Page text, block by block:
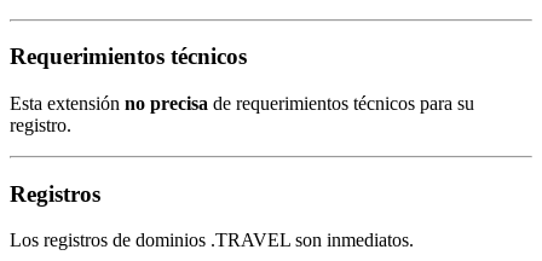
Requerimientos técnicos
Esta extensión no precisa de requerimientos técnicos para su
registro.
Registros
Los registros de dominios .TRAVEL son inmediatos.